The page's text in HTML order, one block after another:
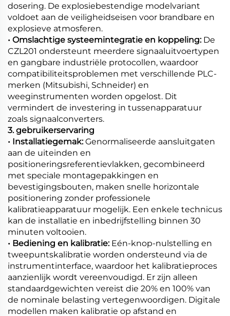
dosering. De explosiebestendige modelvariant
voldoet aan de veiligheidseisen voor brandbare en
explosieve atmosferen.
• Omslachtige systeemintegratie en koppeling: De
CZL201 ondersteunt meerdere signaaluitvoertypen
en gangbare industriële protocollen, waardoor
compatibiliteitsproblemen met verschillende PLC-
merken (Mitsubishi, Schneider) en
weeginstrumenten worden opgelost. Dit
vermindert de investering in tussenapparatuur
zoals signaalconverters.
3. gebruikerservaring
• Installatiegemak:Genormaliseerde aansluitgaten
aan de uiteinden en
positioneringsreferentievlakken, gecombineerd
met speciale montagepakkingen en
bevestigingsbouten, maken snelle horizontale
positionering zonder professionele
kalibratieapparatuur mogelijk. Een enkele technicus
kan de installatie en inbedrijfstelling binnen 30
minuten voltooien.
• Bediening en kalibratie: Eén-knop-nulstelling en
tweepuntskalibratie worden ondersteund via de
instrumentinterface, waardoor het kalibratieproces
aanzienlijk wordt vereenvoudigd. Er zijn alleen
standaardgewichten vereist die 20% en 100% van
de nominale belasting vertegenwoordigen. Digitale
modellen maken kalibratie op afstand en